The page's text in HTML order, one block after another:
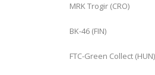
MRK Trogir (CRO)
BK-46 (FIN)
FTC-Green Collect (HUN)